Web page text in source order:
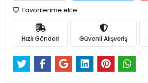
Favorilerime ekle
Hızlı Gönderi Güvenli Alışveriş